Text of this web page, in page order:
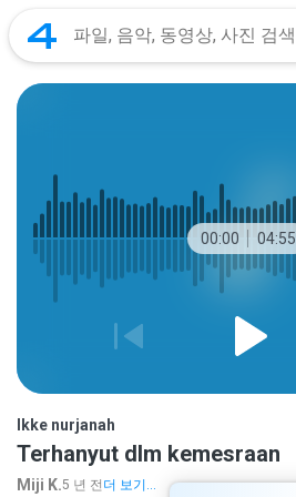
00:00 04:55
Ikke nurjanah
Terhanyut dlm kemesraan
Miji K.5 년 전 더 보기...